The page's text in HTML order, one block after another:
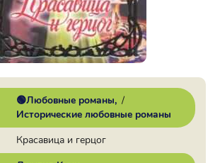
🟢Любовные романы /
Исторические любовные романы
Красавица и герцог